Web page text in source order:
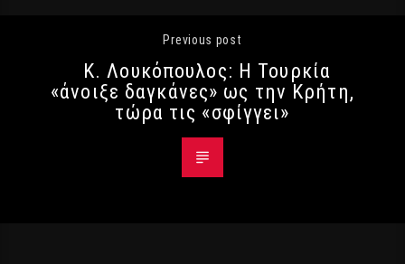
Previous post
K. Λουκόπουλος: Η Τουρκία
«άνοιξε δαγκάνες» ως την Κρήτη,
τώρα τις «σφίγγει»